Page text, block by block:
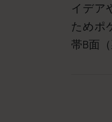
イデア
ためポ
帯B面